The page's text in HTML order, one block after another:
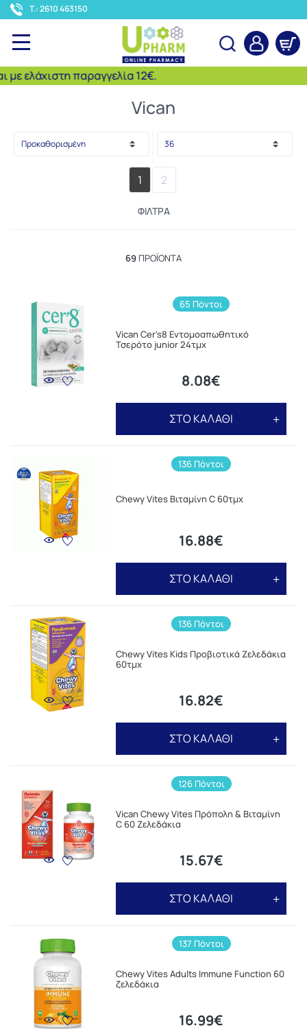
T.: 2610 463150
παραγγελία 12€.
Αναζήτηση
Vican
1 2
ΦΊΛΤΡΑ
69 ΠΡΟΪΌΝΤΑ
65 Πόντοι
Vican Cer's8 Εντομοαπωθητικό
Τσερότο junior 24τμχ
8.08€
ΣΤΟ ΚΑΛΑΘΙ
136 Πόντοι
Chewy Vites Βιταμίνη C 60τμχ
16.88€
ΣΤΟ ΚΑΛΑΘΙ
136 Πόντοι
Chewy Vites Kids Προβιοτικά Ζελεδάκια
60τμχ
16.82€
ΣΤΟ ΚΑΛΑΘΙ
126 Πόντοι
Vican Chewy Vites Πρόπολη & Βιταμίνη
C 60 Ζελεδάκια
15.67€
ΣΤΟ ΚΑΛΑΘΙ
137 Πόντοι
Chewy Vites Adults Immune Function 60
ζελεδάκια
16.99€